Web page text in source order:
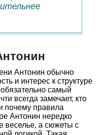
Антонин обычно
и интерес к структуре
самый
всегда замечает, кто
почему правила
Антонин нередко
веселье, а сюжеты с